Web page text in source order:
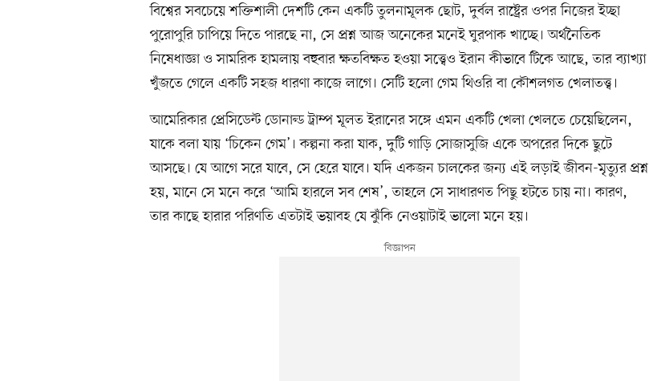
বিশ্বের সবচেয়ে শক্তিশালী দেশটি কেন একটি তুলনামূলক ছোট, দুর্বল রাষ্ট্রের ওপর নিজের ইচ্ছা
পুরোপুরি চাপিয়ে দিতে পারছে না, সে প্রশ্ন আজ অনেকের মনেই ঘুরপাক খাচ্ছে। অর্থনৈতিক
নিষেধাজ্ঞা ও সামরিক হামলায় বহুবার ক্ষতবিক্ষত হওয়া সত্ত্বেও ইরান কীভাবে টিকে আছে, তার ব্যাখ্যা
খুঁজতে গেলে একটি সহজ ধারণা কাজে লাগে। সেটি হলো গেম থিওরি বা কৌশলগত খেলাতত্ত্ব।
আমেরিকার প্রেসিডেন্ট ডোনাল্ড ট্রাম্প মূলত ইরানের সঙ্গে এমন একটি খেলা খেলতে চেয়েছিলেন,
যাকে বলা যায় ‘চিকেন গেম’। কল্পনা করা যাক, দুটি গাড়ি সোজাসুজি একে অপরের দিকে ছুটে
আসছে। যে আগে সরে যাবে, সে হেরে যাবে। যদি একজন চালকের জন্য এই লড়াই জীবন-মৃত্যুর প্রশ্ন
হয়, মানে সে মনে করে ‘আমি হারলে সব শেষ’, তাহলে সে সাধারণত পিছু হটতে চায় না। কারণ,
তার কাছে হারার পরিণতি এতটাই ভয়াবহ যে ঝুঁকি নেওয়াটাই ভালো মনে হয়।